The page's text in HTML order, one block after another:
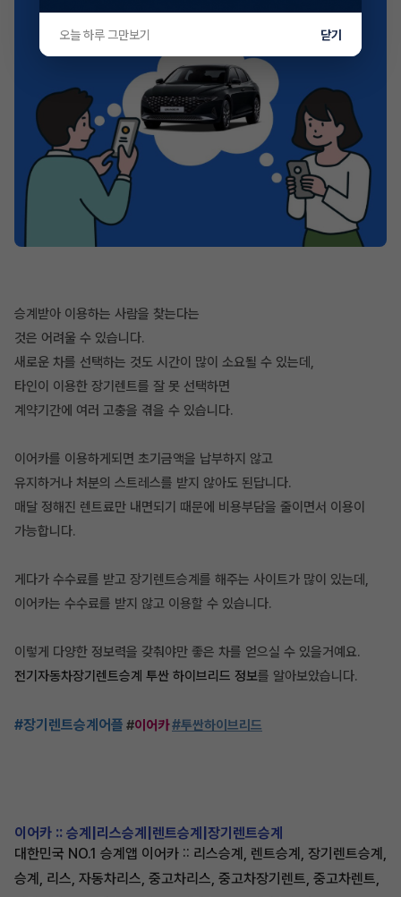
승계받아 이용하는 사람을 찾는다는
것은 어려울 수 있습니다.
새로운 차를 선택하는 것도 시간이 많이 소요될 수 있는데,
타인이 이용한 장기렌트를 잘 못 선택하면
계약기간에 여러 고충을 겪을 수 있습니다.
이어카를 이용하게되면 초기금액을 납부하지 않고
유지하거나 처분의 스트레스를 받지 않아도 된답니다.
​매달 정해진 렌트료만 내면되기 때문에 비용부담을 줄이면서 이용이
가능합니다.
게다가 수수료를 받고 장기렌트승계를 해주는 사이트가 많이 있는데,
이어카는 수수료를 받지 않고 이용할 수 있습니다.
이렇게 다양한 정보력을 갖춰야만 좋은 차를 얻으실 수 있을거예요.
전기자동차장기렌트승계 투싼 하이브리드 정보를 알아보았습니다.
#장기렌트승계어플 #이어카#투싼하이브리드
이어카 :: 승계|리스승계|렌트승계|장기렌트승계
대한민국 NO.1 승계앱 이어카 :: 리스승계, 렌트승계, 장기렌트승계,
승계, 리스, 자동차리스, 중고차리스, 중고차장기렌트, 중고차렌트,
오늘 하루 그만보기 닫기